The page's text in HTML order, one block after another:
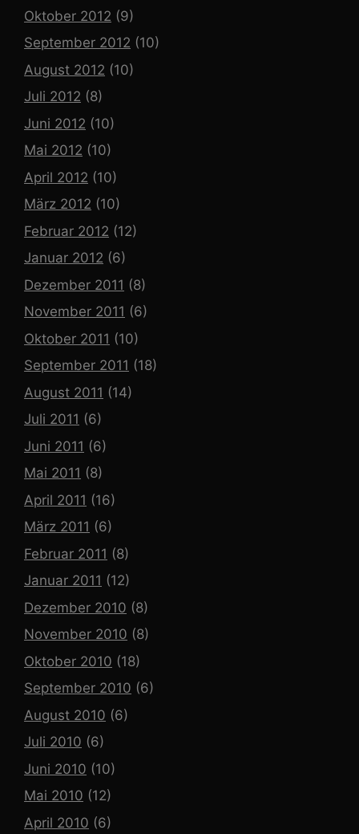
Oktober 2012 (9)
September 2012 (10)
August 2012 (10)
Juli 2012 (8)
Juni 2012 (10)
Mai 2012 (10)
April 2012 (10)
März 2012 (10)
Februar 2012 (12)
Januar 2012 (6)
Dezember 2011 (8)
November 2011 (6)
Oktober 2011 (10)
September 2011 (18)
August 2011 (14)
Juli 2011 (6)
Juni 2011 (6)
Mai 2011 (8)
April 2011 (16)
März 2011 (6)
Februar 2011 (8)
Januar 2011 (12)
Dezember 2010 (8)
November 2010 (8)
Oktober 2010 (18)
September 2010 (6)
August 2010 (6)
Juli 2010 (6)
Juni 2010 (10)
Mai 2010 (12)
April 2010 (6)